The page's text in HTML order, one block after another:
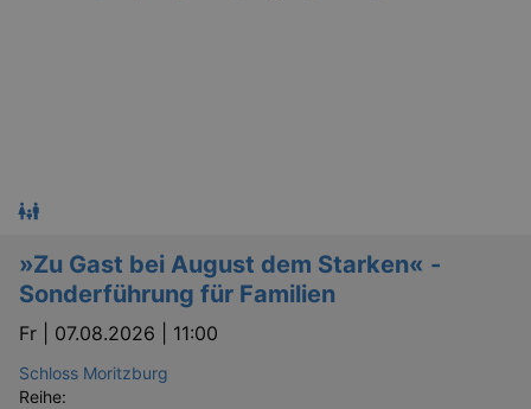
»Zu Gast bei August dem Starken« -
Sonderführung für Familien
Fr | 07.08.2026 | 11:00
Schloss Moritzburg
Reihe: